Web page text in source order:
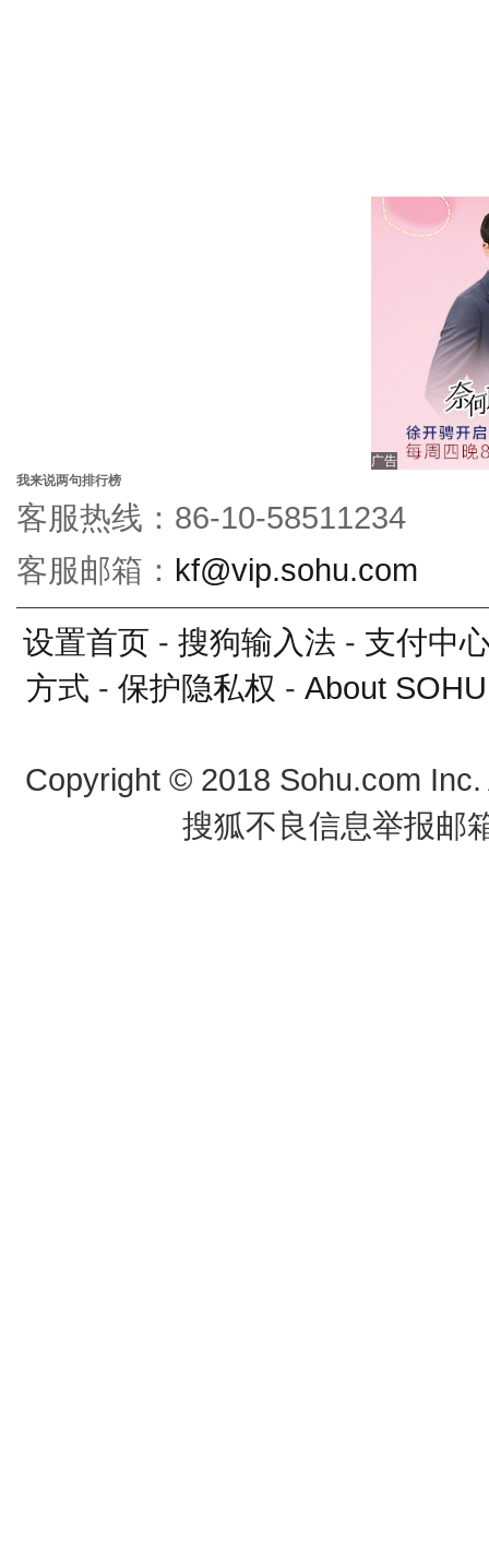
广告
我来说两句排行榜
客服热线：86-10-58511234
客服邮箱： kf@vip.sohu.com
设置首页 - 搜狗输入法 - 支付中
方式 - 保护隐私权 - About SOHU
Copyright © 2018 Sohu.com
搜狐不良信息举报邮